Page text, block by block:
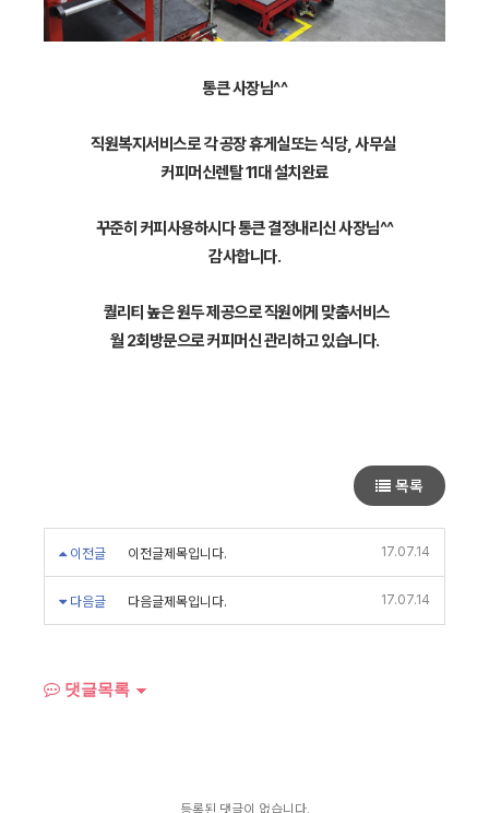
통큰 사장님^^
직원복지서비스로 각 공장 휴게실또는 식당, 사무실
커피머신렌탈 11대 설치완료
꾸준히 커피사용하시다 통큰 결정내리신 사장님^^
감사합니다.
퀄리티 높은 원두 제공으로 직원에게 맞춤서비스
월 2회방문으로 커피머신 관리하고 있습니다.
목록
이전글 이전글제목입니다. 17.07.14
다음글 다음글제목입니다. 17.07.14
댓글목록
등록된 댓글이 없습니다.